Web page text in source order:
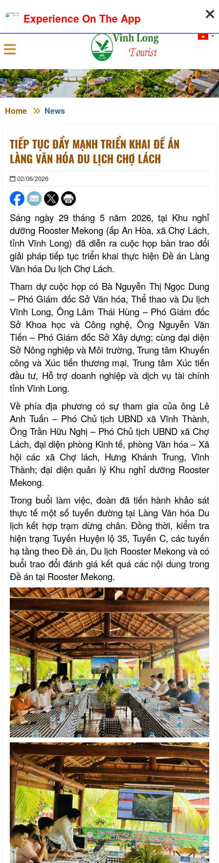
Sign in
Home News
TIẾP TỤC ĐẨY MẠNH TRIỂN KHAI ĐỀ ÁN
LÀNG VĂN HÓA DU LỊCH CHỢ LÁCH
02/06/2026
Sáng ngày 29 tháng 5 năm 2026, tại Khu nghỉ
dưỡng Rooster Mekong (ấp An Hòa, xã Chợ Lách,
tỉnh Vĩnh Long) đã diễn ra cuộc họp bàn trao đổi
giải pháp tiếp tục triển khai thực hiện Đề án Làng
Văn hóa Du lịch Chợ Lách.
Tham dự cuộc họp có Bà Nguyễn Thị Ngọc Dung
– Phó Giám đốc Sở Văn hóa, Thể thao và Du lịch
Vĩnh Long, Ông Lâm Thái Hùng – Phó Giám đốc
Sở Khoa học và Công nghệ, Ông Nguyễn Văn
Tiến – Phó Giám đốc Sở Xây dựng; cùng đại diện
Sở Nông nghiệp và Môi trường, Trung tâm Khuyến
công và Xúc tiến thương mại, Trung tâm Xúc tiến
đầu tư, Hỗ trợ doanh nghiệp và dịch vụ tài chính
tỉnh Vĩnh Long.
Về phía địa phương có sự tham gia của ông Lê
Anh Tuấn – Phó Chủ tịch UBND xã Vĩnh Thành,
Ông Trần Hữu Nghị – Phó Chủ tịch UBND xã Chợ
Lách, đại diện phòng Kinh tế, phòng Văn hóa – Xã
hội các xã Chợ lách, Hưng Khánh Trung, Vĩnh
Thành; đại diện quản lý Khu nghỉ dưỡng Rooster
Mekong.
Trong buổi làm việc, đoàn đã tiến hành khảo sát
thực tế một số tuyến đường tại Làng Văn hóa Du
lịch kết hợp trạm dừng chân. Đồng thời, kiểm tra
hiện trạng Tuyến Huyện lộ 35, Tuyến C, các tuyến
hạ tầng theo Đề án, Du lịch Rooster Mekong và có
buổi trao đổi đánh giá kết quá các nội dung trong
Đề án tại Rooster Mekong.
Experience On The App